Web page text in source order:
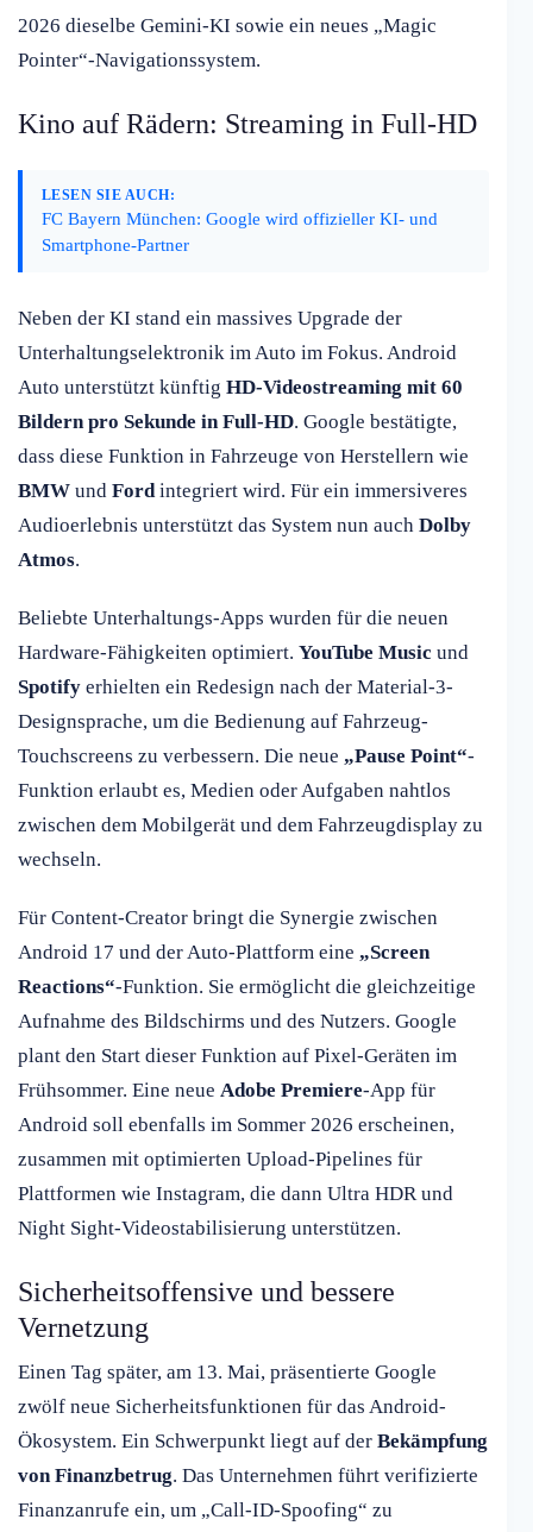
2026 dieselbe Gemini-KI sowie ein neues „Magic
Pointer“-Navigationssystem.
Kino auf Rädern: Streaming in Full-HD
LESEN SIE AUCH:
FC Bayern München: Google wird offizieller KI- und
Smartphone-Partner
Neben der KI stand ein massives Upgrade der
Unterhaltungselektronik im Auto im Fokus. Android
Auto unterstützt künftig HD-Videostreaming mit 60
Bildern pro Sekunde in Full-HD. Google bestätigte,
dass diese Funktion in Fahrzeuge von Herstellern wie
BMW und Fordintegriert wird. Für ein immersiveres
Audioerlebnis unterstützt das System nun auch Dolby
Atmos.
Beliebte Unterhaltungs-Apps wurden für die neuen
Hardware-Fähigkeiten optimiert. YouTube Music und
Spotify erhielten ein Redesign nach der Material-3-
Designsprache, um die Bedienung auf Fahrzeug-
Touchscreens zu verbessern. Die neue „Pause Point“-
Funktion erlaubt es, Medien oder Aufgaben nahtlos
zwischen dem Mobilgerät und dem Fahrzeugdisplay zu
wechseln.
Für Content-Creator bringt die Synergie zwischen
Android 17 und der Auto-Plattform eine „Screen
Reactions“-Funktion. Sie ermöglicht die gleichzeitige
Aufnahme des Bildschirms und des Nutzers. Google
plant den Start dieser Funktion auf Pixel-Geräten im
Frühsommer. Eine neue Adobe Premiere-App für
Android soll ebenfalls im Sommer 2026 erscheinen,
zusammen mit optimierten Upload-Pipelines für
Plattformen wie Instagram, die dann Ultra HDR und
Night Sight-Videostabilisierung unterstützen.
Sicherheitsoffensive und bessere
Vernetzung
Einen Tag später, am 13. Mai, präsentierte Google
zwölf neue Sicherheitsfunktionen für das Android-
Ökosystem. Ein Schwerpunkt liegt auf der Bekämpfung
von Finanzbetrug. Das Unternehmen führt verifizierte
Finanzanrufe ein, um „Call-ID-Spoofing“ zu